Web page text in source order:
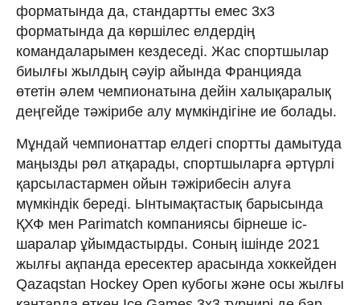
форматында да, стандартты емес 3х3
форматында да көршілес елдердің
командаларымен кездеседі. Жас спортшылар
биылғы жылдың сәуір айында Францияда
өтетін әлем чемпионатына дейін халықаралық
деңгейде тәжірибе алу мүмкіндігіне ие болады.
Мұндай чемпионаттар елдегі спортты дамытуда
маңызды рөл атқарады, спортшыларға әртүрлі
қарсыластармен ойын тәжірибесін алуға
мүмкіндік береді. Ынтымақтастық барысында
ҚХФ мен Parimatch компаниясы бірнеше іс-
шаралар ұйымдастырды. Соның ішінде 2021
жылғы ақпанда ересектер арасында хоккейден
Qazaqstan Hockey Open кубогы және осы жылғы